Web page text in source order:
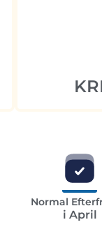
Normal
i April